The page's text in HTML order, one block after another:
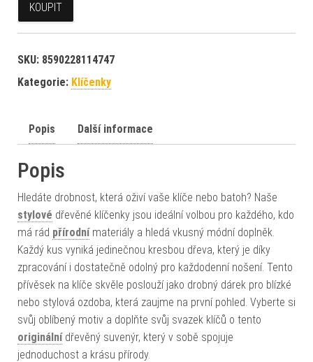
KOUPIT
SKU: 8590228114747
Kategorie: Klíčenky
Popis Další informace
Popis
Hledáte drobnost, která oživí vaše klíče nebo batoh? Naše
stylové dřevěné klíčenky jsou ideální volbou pro každého, kdo
má rád přírodnímateriály a hledá vkusný módní doplněk.
Každý kus vyniká jedinečnou kresbou dřeva, který je díky
zpracování i dostatečně odolný pro každodenní nošení. Tento
přívěsek na klíče skvěle poslouží jako drobný dárek pro blízké
nebo stylová ozdoba, která zaujme na první pohled. Vyberte si
svůj oblíbený motiv a doplňte svůj svazek klíčů o tento
originálnídřevěný suvenýr, který v sobě spojuje
jednoduchost a krásu přírody.